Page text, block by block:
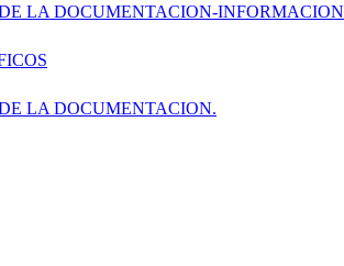
LA DOCUMENTACION-INFORMACION
LA DOCUMENTACION.